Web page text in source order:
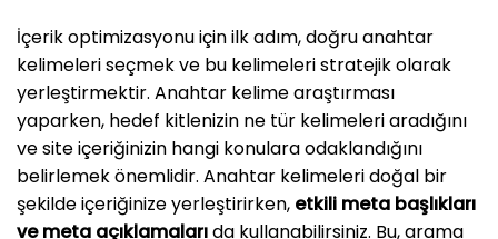
İçerik optimizasyonu için ilk adım, doğru anahtar
kelimeleri seçmek ve bu kelimeleri stratejik olarak
yerleştirmektir. Anahtar kelime araştırması
yaparken, hedef kitlenizin ne tür kelimeleri aradığını
ve site içeriğinizin hangi konulara odaklandığını
belirlemek önemlidir. Anahtar kelimeleri doğal bir
şekilde içeriğinize yerleştirirken, etkili meta başlıkları
ve meta açıklamalarıda kullanabilirsiniz. Bu, arama